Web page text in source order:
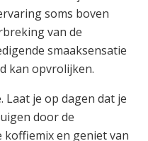
soms boven
van de
smaaksensatie
kan opvrolijken.
Laat je op dagen dat je
door de
koffiemix en geniet van